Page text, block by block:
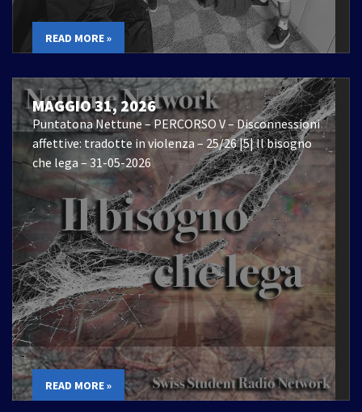
READ MORE »
MAGGIO 31, 2026
Puntatona Nettune – PERCORSO V – Disconnessioni
affettive: tradotte in violenza – 25/26 |5| Il bisogno
che lega – 31-05-2026
READ MORE »